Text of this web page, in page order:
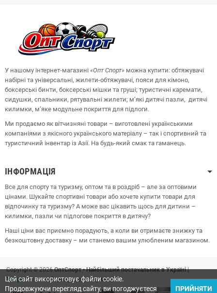
У нашому інтернет-магазині «ОптСпорт» можна купити: обтяжувачі
набірні та універсальні, жилети-обтяжувачі, пояси для кімоно,
боксерські бинти, боксерські мішки та груші; туристичні каремати,
сидушки, спальники, рятувальні жилети; м’які дитячі пазли, дитячі
килимки, м’яке модульне покриття для підлоги.
Ми продаємо як вітчизняні товари – виготовлені українськими
компаніями з якісного українського матеріалу – так і спортивний та
туристичний інвентар із Азії. На будь-який смак та гаманець.
ІНФОРМАЦІЯ
Все для спорту та туризму, оптом та в роздріб – але за оптовими
цінами. Шукайте спортивні товари або хочете купити товари для
відпочинку та туризму? А може вас цікавить щось для дитини –
килимки, пазли чи підлогове покриття в дитячу?
Наші ціни вас приємно порадують, а коли ви отримаєте знижку та
безкоштовну доставку – ми станемо вашим улюбленим магазином.
Copyright © 2026ОптСпорт • Найбільший постачальник в Україні|
OptSport– все найкраще в одному місці!
Цей сайт використовує файли cookie.
Продовжуючи перегляд сайту, ви погоджуєтеся
ПРИЙНЯТИ